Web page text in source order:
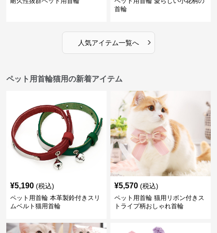
首輪
人気アイテム一覧へ ›
ペット用首輪猫用の新着アイテム
¥5,190 (税込)
ペット用首輪 本革製鈴付きスリ
ムベルト猫用首輪
¥5,570 (税込)
ペット用首輪 猫用リボン付きス
トライプ柄おしゃれ首輪